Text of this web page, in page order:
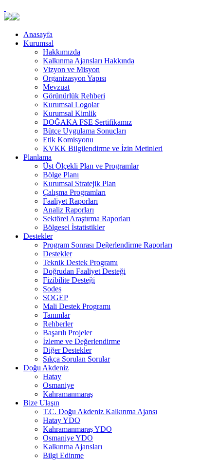
Anasayfa
Kurumsal
Hakkımızda
Kalkınma Ajansları Hakkında
Vizyon ve Misyon
Organizasyon Yapısı
Mevzuat
Görünürlük Rehberi
Kurumsal Logolar
Kurumsal Kimlik
DOĞAKA FSE Sertifikamız
Bütçe Uygulama Sonuçları
Etik Komisyonu
KVKK Bilgilendirme ve İzin Metinleri
Planlama
Üst Ölçekli Plan ve Programlar
Bölge Planı
Kurumsal Stratejik Plan
Çalışma Programları
Faaliyet Raporları
Analiz Raporları
Sektörel Araştırma Raporları
Bölgesel İstatistikler
Destekler
Program Sonrası Değerlendirme Raporları
Destekler
Teknik Destek Programı
Doğrudan Faaliyet Desteği
Fizibilite Desteği
Sodes
SOGEP
Mali Destek Programı
Tanımlar
Rehberler
Başarılı Projeler
İzleme ve Değerlendirme
Diğer Destekler
Sıkça Sorulan Sorular
Doğu Akdeniz
Hatay
Osmaniye
Kahramanmaraş
Bize Ulaşın
T.C. Doğu Akdeniz Kalkınma Ajansı
Hatay YDO
Kahramanmaraş YDO
Osmaniye YDO
Kalkınma Ajansları
Bilgi Edinme